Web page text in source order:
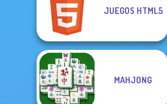
JUEGOS HTML5
MAHJONG